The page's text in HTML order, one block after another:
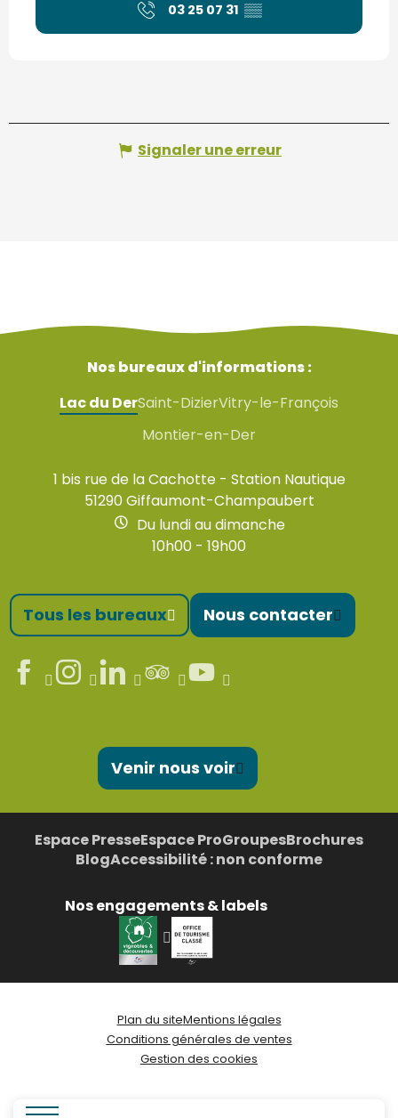
03 25 07 31 ▒▒
Signaler une erreur
Nos bureaux d'informations :
Lac du DerSaint-DizierVitry-le-François
Montier-en-Der
1 bis rue de la Cachotte - Station Nautique
51290 Giffaumont-Champaubert
Du lundi au dimanche
10h00 - 19h00
Tous les bureaux Nous contacter
Venir nous voir
Espace PresseEspace ProGroupesBrochures
BlogAccessibilité : non conforme
Nos engagements & labels
Plan du siteMentions légales
Conditions générales de ventes
Gestion des cookies